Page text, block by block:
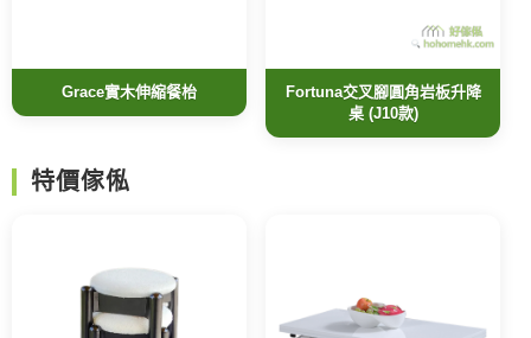
Grace實木伸縮餐枱
Fortuna交叉腳圓角岩板升降
桌 (J10款)
特價傢俬